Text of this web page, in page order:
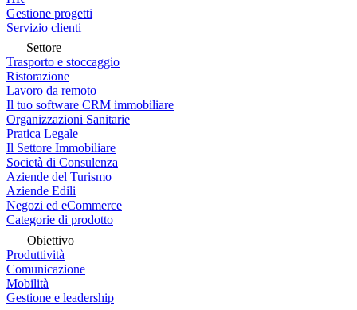
Gestione progetti
Servizio clienti
Settore
Trasporto e stoccaggio
Ristorazione
Lavoro da remoto
Il tuo software CRM immobiliare
Organizzazioni Sanitarie
Pratica Legale
Il Settore Immobiliare
Società di Consulenza
Aziende del Turismo
Aziende Edili
Negozi ed eCommerce
Categorie di prodotto
Obiettivo
Produttività
Comunicazione
Mobilità
Gestione e leadership